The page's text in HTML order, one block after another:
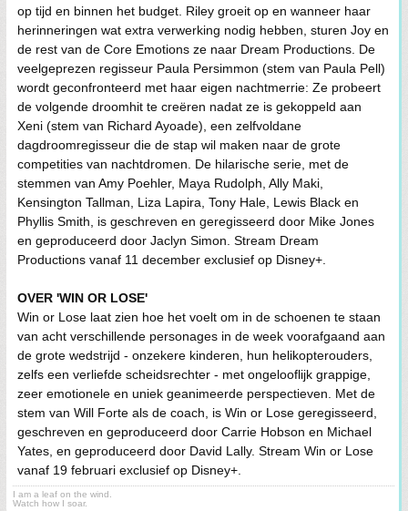
op tijd en binnen het budget. Riley groeit op en wanneer haar
herinneringen wat extra verwerking nodig hebben, sturen Joy en
de rest van de Core Emotions ze naar Dream Productions. De
veelgeprezen regisseur Paula Persimmon (stem van Paula Pell)
wordt geconfronteerd met haar eigen nachtmerrie: Ze probeert
de volgende droomhit te creëren nadat ze is gekoppeld aan
Xeni (stem van Richard Ayoade), een zelfvoldane
dagdroomregisseur die de stap wil maken naar de grote
competities van nachtdromen. De hilarische serie, met de
stemmen van Amy Poehler, Maya Rudolph, Ally Maki,
Kensington Tallman, Liza Lapira, Tony Hale, Lewis Black en
Phyllis Smith, is geschreven en geregisseerd door Mike Jones
en geproduceerd door Jaclyn Simon. Stream Dream
Productions vanaf 11 december exclusief op Disney+.
OVER 'WIN OR LOSE'
Win or Lose laat zien hoe het voelt om in de schoenen te staan
van acht verschillende personages in de week voorafgaand aan
de grote wedstrijd - onzekere kinderen, hun helikopterouders,
zelfs een verliefde scheidsrechter - met ongelooflijk grappige,
zeer emotionele en uniek geanimeerde perspectieven. Met de
stem van Will Forte als de coach, is Win or Lose geregisseerd,
geschreven en geproduceerd door Carrie Hobson en Michael
Yates, en geproduceerd door David Lally. Stream Win or Lose
vanaf 19 februari exclusief op Disney+.
I am a leaf on the wind.
Watch how I soar.